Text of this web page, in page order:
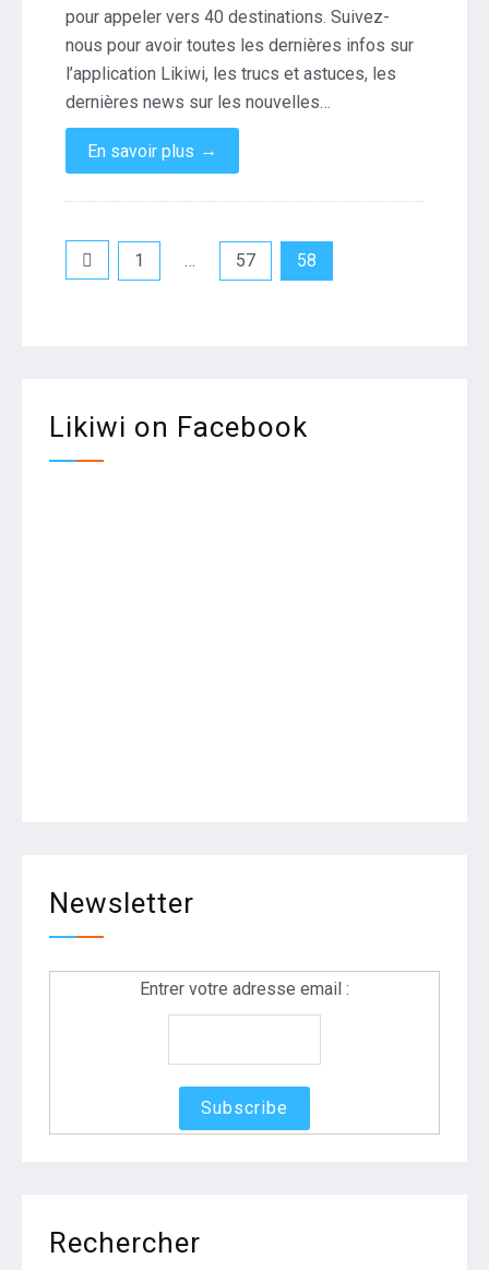
pour appeler vers 40 destinations. Suivez-
nous pour avoir toutes les dernières infos sur
l’application Likiwi, les trucs et astuces, les
dernières news sur les nouvelles…
En savoir plus →
Pagination
1 … 57 58
Likiwi on Facebook
Newsletter
Entrer votre adresse email :
Rechercher